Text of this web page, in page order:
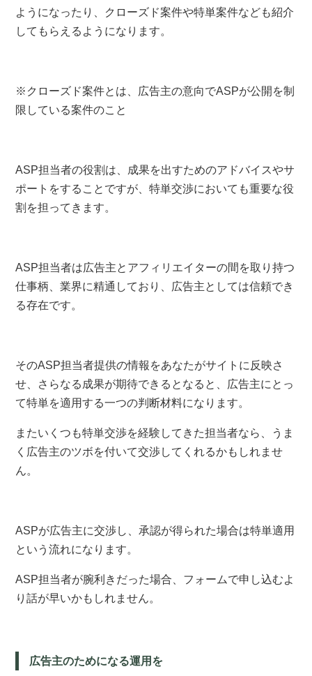
ようになったり、クローズド案件や特単案件なども紹介
してもらえるようになります。
※クローズド案件とは、広告主の意向でASPが公開を制
限している案件のこと
ASP担当者の役割は、成果を出すためのアドバイスやサ
ポートをすることですが、特単交渉においても重要な役
割を担ってきます。
ASP担当者は広告主とアフィリエイターの間を取り持つ
仕事柄、業界に精通しており、広告主としては信頼でき
る存在です。
そのASP担当者提供の情報をあなたがサイトに反映さ
せ、さらなる成果が期待できるとなると、広告主にとっ
て特単を適用する一つの判断材料になります。
またいくつも特単交渉を経験してきた担当者なら、うま
く広告主のツボを付いて交渉してくれるかもしれませ
ん。
ASPが広告主に交渉し、承認が得られた場合は特単適用
という流れになります。
ASP担当者が腕利きだった場合、フォームで申し込むよ
り話が早いかもしれません。
広告主のためになる運用を